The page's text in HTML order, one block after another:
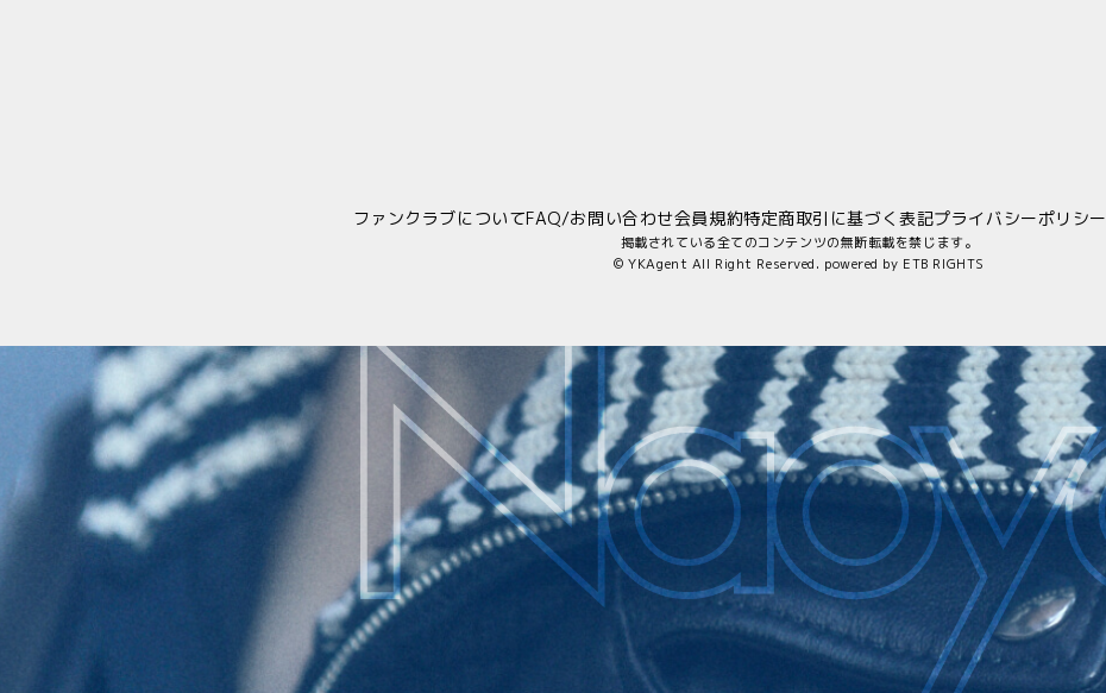
ファンクラブについてFAQ/お問い合わせ会員規約特定商取引に基づく表記プライバシーポリシー
掲載されている全てのコンテンツの無断転載を禁じます。
© YKAgent All Right Reserved. powered by ETB RIGHTS